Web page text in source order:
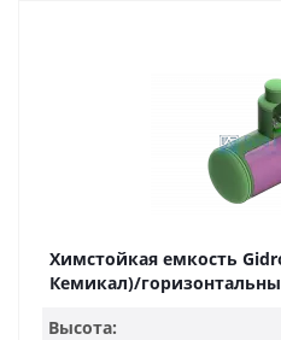
Химстойкая емкость
Кемикал)/
Высота: